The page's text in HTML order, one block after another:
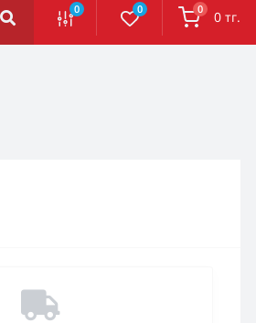
0 0 0 0 тг.